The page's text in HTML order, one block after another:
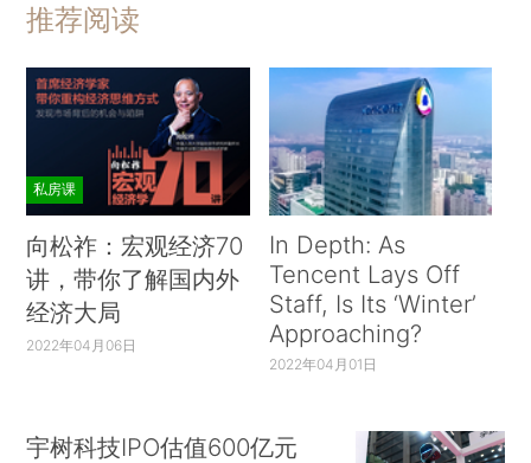
推荐阅读
私房课
向松祚：宏观经济70
讲，带你了解国内外
经济大局
2022年04月06日
In Depth: As
Tencent Lays Off
Staff, Is Its ‘Winter’
Approaching?
2022年04月01日
宇树科技IPO估值600亿元